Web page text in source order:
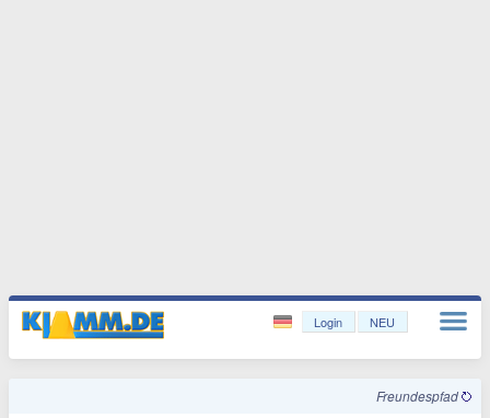
Login NEU
Freundespfad